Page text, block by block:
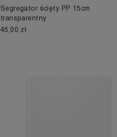
Segregator ścięty PP 15cm
transparentny
45,00 zł